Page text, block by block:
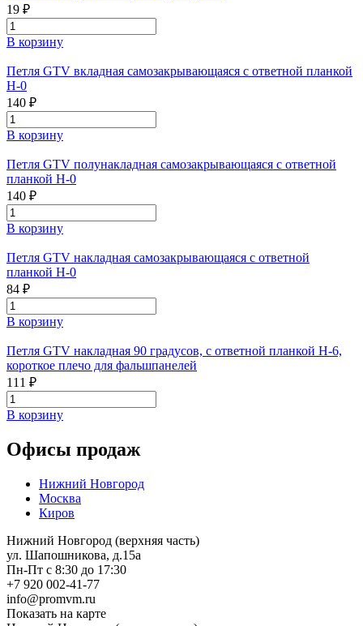
19 ₽
В корзину
Петля GTV вкладная самозакрывающаяся с ответной планкой
H-0
140 ₽
В корзину
Петля GTV полунакладная самозакрывающаяся с ответной
планкой H-0
140 ₽
В корзину
Петля GTV накладная самозакрывающаяся с ответной
планкой H-0
84 ₽
В корзину
Петля GTV накладная 90 градусов, с ответной планкой H-6,
короткое плечо для фальшпанелей
111 ₽
В корзину
Офисы продаж
Нижний Новгород
Москва
Киров
Нижний Новгород (верхняя часть)
ул. Шапошникова, д.15а
Пн-Пт с 8:30 до 17:30
+7 920 002-41-77
info@promvm.ru
Показать на карте